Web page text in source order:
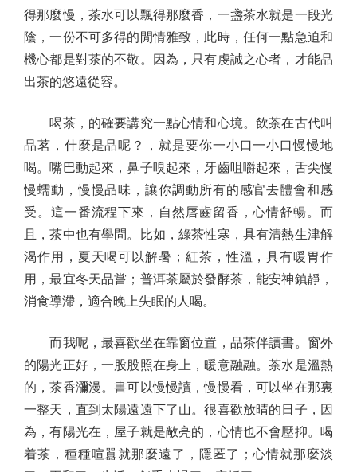
得那麼慢，茶水可以飄得那麼香，一盞茶水就是一段光
陰，一份不可多得的閒情雅致，此時，任何一點急迫和
機心都是對茶的不敬。因為，只有虔誠之心者，才能品
出茶的悠遠從容。
喝茶，的確要講究一點心情和心境。飲茶在古代叫
品茗，什麼是品呢？，就是要你一小口一小口慢慢地
喝。嘴巴動起來，鼻子嗅起來，牙齒咀嚼起來，舌尖慢
慢蠕動，慢慢品味，讓你調動所有的感官去體會和感
受。這一番流程下來，自然唇齒留香，心情舒暢。而
且，茶中也有學問。比如，綠茶性寒，具有清熱生津解
渴作用，夏天喝可以解暑；紅茶，性溫，具有暖胃作
用，最宜冬天品嘗；普洱茶屬於發酵茶，能安神鎮靜，
消食導滯，適合晚上失眠的人喝。
而我呢，最喜歡坐在靠窗位置，品茶伴讀書。窗外
的陽光正好，一股股照在身上，暖意融融。茶水是溫熱
的，茶香瀰漫。書可以慢慢讀，慢慢看，可以坐在那裏
一整天，直到太陽遠遠下了山。很喜歡放晴的日子，因
為，有陽光在，屋子就是敞亮的，心情也不會壓抑。喝
着茶，種種喧囂就那麼遠了，隱匿了；心情就那麼淡